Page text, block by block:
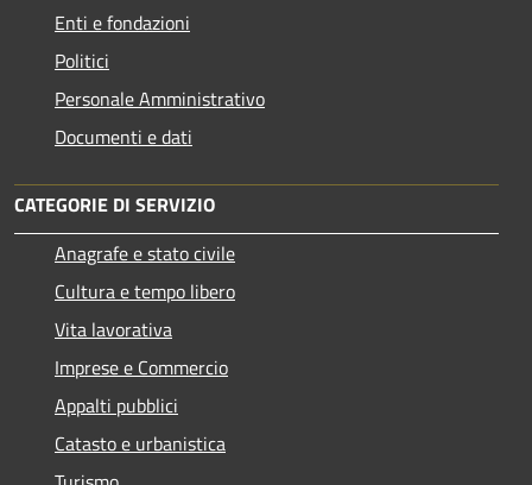
Enti e fondazioni
Politici
Personale Amministrativo
Documenti e dati
CATEGORIE DI SERVIZIO
Anagrafe e stato civile
Cultura e tempo libero
Vita lavorativa
Imprese e Commercio
Appalti pubblici
Catasto e urbanistica